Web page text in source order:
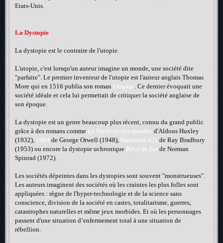
Etats-Unis.
La Dystopie
La dystopie est le contraire de l'utopie.
L'utopie, c'est lorsqu'un auteur imagine un monde, une société dite
"parfaite". Le premier inventeur de l'utopie est l'auteur anglais Thomas
More qui en 1516 publia son roman Utopiae. Ce dernier évoquait une
société idéale et cela lui permettait de critiquer la société anglaise de
son époque.
La dystopie est un genre beaucoup plus récent, connu du grand public
grâce à des romans comme Le Meilleur des mondes d'Aldous Huxley
(1932), 1984 de George Orwell (1948), Farenheit 451 de Ray Bradbury
(1953) ou encore la dystopie uchronique Rêve de Fer de Norman
Spinrad (1972).
Les sociétés dépeintes dans les dystopies sont souvent "monstrueuses".
Les auteurs imaginent des sociétés où les craintes les plus folles sont
appliquées : règne de l'hyper-technologie et de la science sans
conscience, division de la société en castes, totalitarisme, guerres,
catastrophes naturelles et même jeux morbides. Et où les personnages
passent d'une situation d’enfermement total à une situation de
rébellion.